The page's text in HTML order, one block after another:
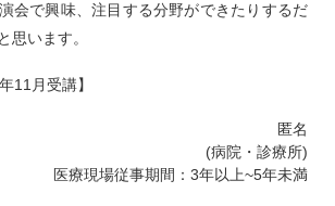
会で興味、注目する分野ができたりするだ
思います。
11月受講】
匿名
(病院・診療所)
医療現場従事期間：3年以上~5年未満